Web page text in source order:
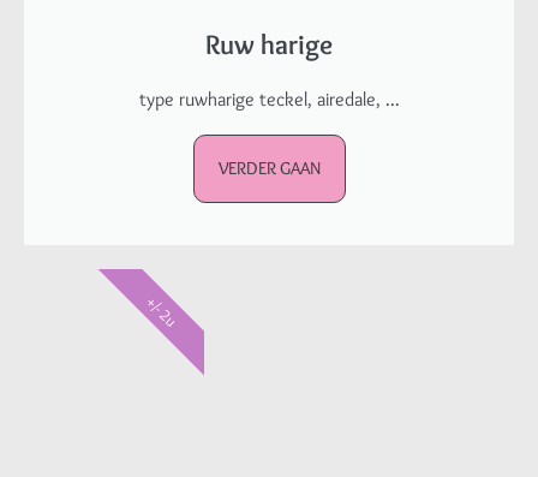
Ruw harige
type ruwharige teckel, airedale, ...
VERDER GAAN
+/- 2u